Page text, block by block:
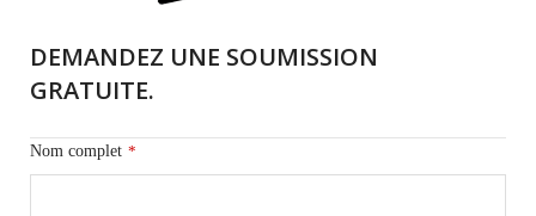
DEMANDEZ UNE SOUMISSION
GRATUITE.
Nom complet *